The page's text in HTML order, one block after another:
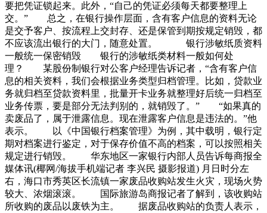
要把凭证锁起来。此外，“自己的凭证必须每天都要整理上
交。” 总之，在银行操作层面，含有客户信息的资料无论
是交予客户、按流程上交封存、还是保管到期按规定销毁，都
不应该流出银行的大门，随意处置。 银行涉敏纸质资料
一般统一保密销毁 银行的涉敏纸类材料一般如何处
理？ 某股份制银行对公客户经理告诉记者，“含有客户信
息的相关资料，我们会根据业务类型归档管理。比如，贷款业
务就归档至贷款资料里，批量开卡业务就整理好后统一归档至
业务传票，要是部分无法判别的，就销毁了。” “如果真的
卖废品了，属于泄露信息。现在泄露客户信息是违法的。”他
表示。 以《中国银行档案管理》为例，其中载明，银行定
期对档案进行鉴定，对于保存价值不高的档案，可以按照相关
规定进行销毁。 华东地区一家银行内部人员告诉每商报全
媒体讯(椰网/海拔手机端记者 李兴民 摄影报道) 月日时分左
右，海口市秀英区长流镇一家废品收购站发生火灾，现场火势
较大、浓烟滚滚。 国际旅游岛商报记者了解到，该收购站
所收购的废品以废铁为主。 据废品收购站的负责人表示，